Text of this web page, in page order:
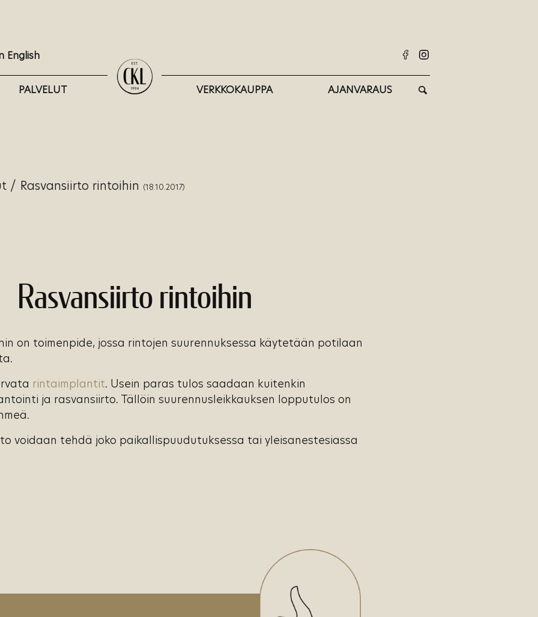
English
PALVELUT VERKKOKAUPPA AJANVARAUS
/ Rasvansiirto rintoihin (18.10.2017)
Rasvansiirto rintoihin
on toimenpide, jossa rintojen suurennuksessa käytetään potilaan
rintaimplantit. Usein paras tulos saadaan kuitenkin
ja rasvansiirto. Tällöin suurennusleikkauksen lopputulos on
voidaan tehdä joko paikallispuudutuksessa tai yleisanestesiassa